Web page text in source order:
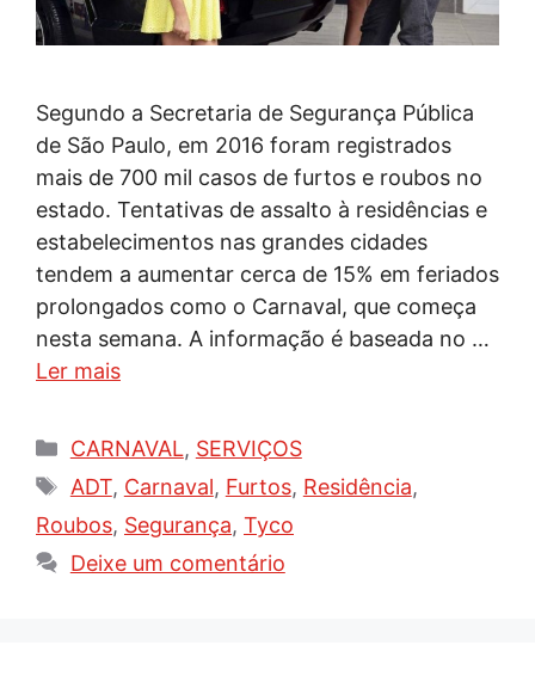
Segundo a Secretaria de Segurança Pública
de São Paulo, em 2016 foram registrados
mais de 700 mil casos de furtos e roubos no
estado. Tentativas de assalto à residências e
estabelecimentos nas grandes cidades
tendem a aumentar cerca de 15% em feriados
prolongados como o Carnaval, que começa
nesta semana. A informação é baseada no …
Ler mais
Categorias
CARNAVAL, SERVIÇOS
Tags
ADT, Carnaval, Furtos, Residência,
Roubos, Segurança, Tyco
Deixe um comentário